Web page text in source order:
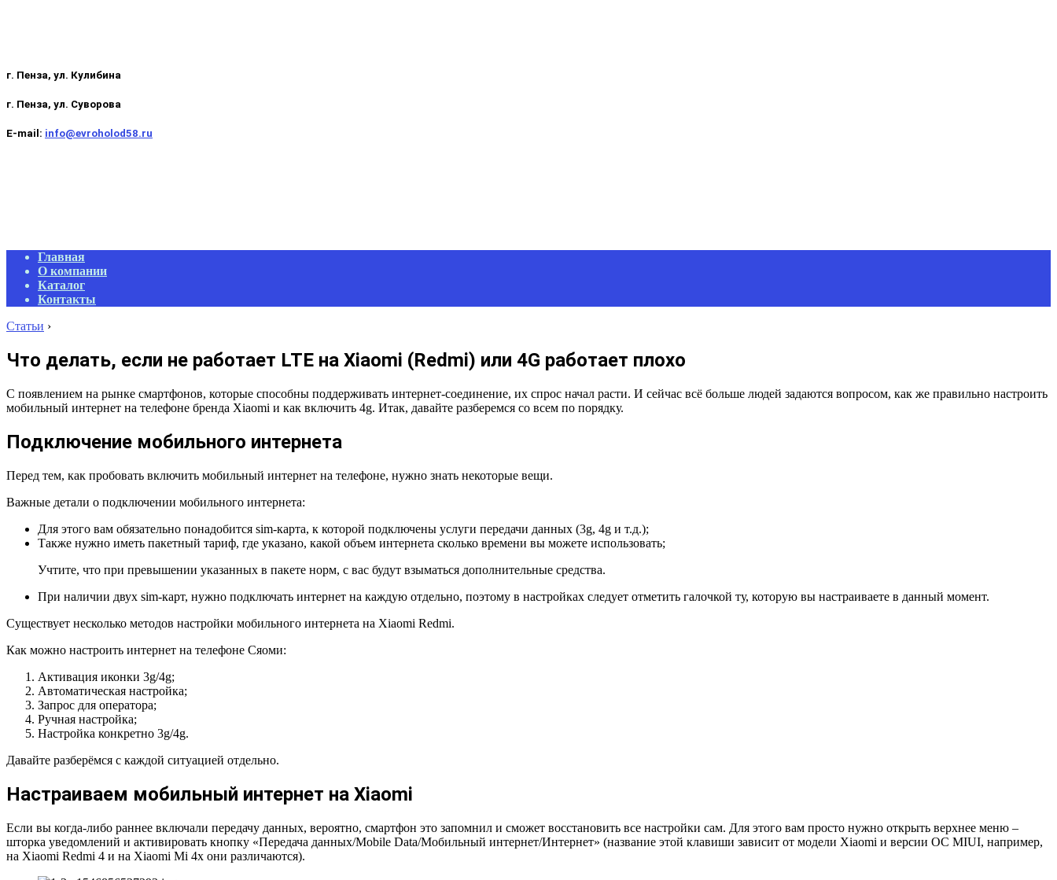
г. Пенза, ул. Кулибина
г. Пенза, ул. Суворова
E-mail: info@evroholod58.ru
Primary
Navigation
Menu
Главная
О компании
Каталог
Контакты
Статьи ›
Что делать, если не работает LTE на Xiaomi (Redmi) или 4G работает плохо
С появлением на рынке смартфонов, которые способны поддерживать интернет-соединение, их спрос начал расти. И сейчас всё больше людей задаются вопросом, как же правильно настроить
мобильный интернет на телефоне бренда Xiaomi и как включить 4g. Итак, давайте разберемся со всем по порядку.
Подключение мобильного интернета
Перед тем, как пробовать включить мобильный интернет на телефоне, нужно знать некоторые вещи.
Важные детали о подключении мобильного интернета:
Для этого вам обязательно понадобится sim-карта, к которой подключены услуги передачи данных (3g, 4g и т.д.);
Также нужно иметь пакетный тариф, где указано, какой объем интернета сколько времени вы можете использовать;
Учтите, что при превышении указанных в пакете норм, с вас будут взыматься дополнительные средства.
При наличии двух sim-карт, нужно подключать интернет на каждую отдельно, поэтому в настройках следует отметить галочкой ту, которую вы настраиваете в данный момент.
Существует несколько методов настройки мобильного интернета на Xiaomi Redmi.
Как можно настроить интернет на телефоне Сяоми:
Активация иконки 3g/4g;
Автоматическая настройка;
Запрос для оператора;
Ручная настройка;
Настройка конкретно 3g/4g.
Давайте разберёмся с каждой ситуацией отдельно.
Настраиваем мобильный интернет на Xiaomi
Если вы когда-либо раннее включали передачу данных, вероятно, смартфон это запомнил и сможет восстановить все настройки сам. Для этого вам просто нужно открыть верхнее меню –
шторка уведомлений и активировать кнопку «Передача данных/Mobile Data/Мобильный интернет/Интернет» (название этой клавиши зависит от модели Xiaomi и версии ОС MIUI, например,
на Xiaomi Redmi 4 и на Xiaomi Mi 4x они различаются).